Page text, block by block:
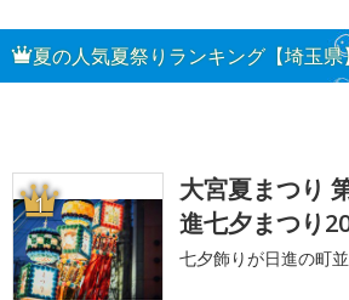
夏の人気夏祭りランキング【埼玉県
1
大宮夏まつり
進七夕まつり
七夕飾りが日進の町